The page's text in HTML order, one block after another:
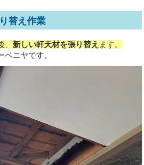
替え作業
、新しい軒天材を張り替え ます。
ベニヤです。